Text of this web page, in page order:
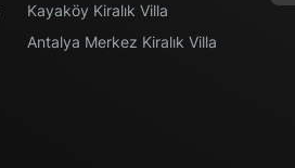
Kayaköy Kiralık Villa
Antalya Merkez Kiralık Villa